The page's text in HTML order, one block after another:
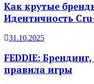
Как крутые
Идентичность
31.10.2025
FEDDIE:
правила игры